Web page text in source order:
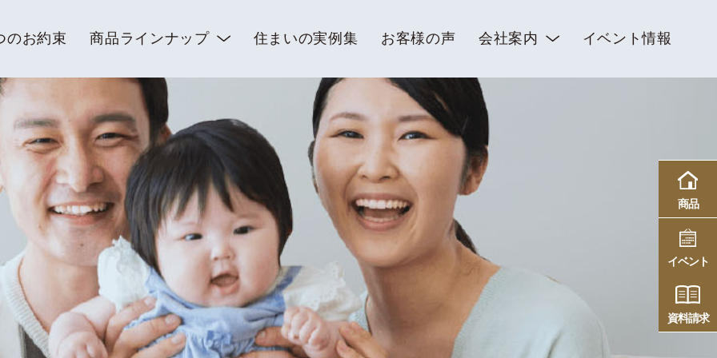
のお約束 商品ラインナップ 住まいの実例集 お客様の声 会社案内 イベント情報
商品
イベント
資料請求